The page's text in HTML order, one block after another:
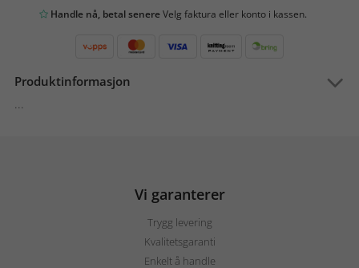
Handle nå, betal senereVelg faktura eller konto i kassen.
Produktinformasjon
...
Vi garanterer
Trygg levering
Kvalitetsgaranti
Enkelt å handle